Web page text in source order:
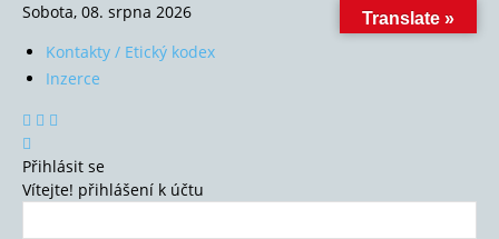
Sobota, 08. srpna 2026
Kontakty / Etický kodex
Inzerce
Přihlásit se
Vítejte! přihlášení k účtu
Translate »